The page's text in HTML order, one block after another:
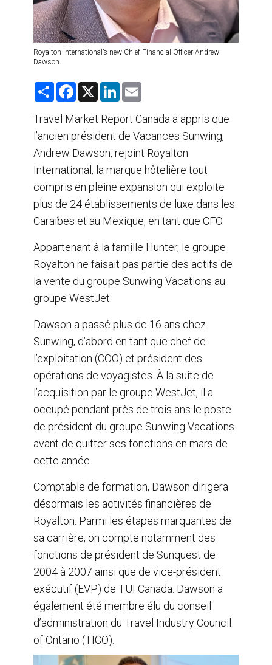
Royalton International’s new Chief Financial Officer Andrew
Dawson.
S
r
e
F
e
b
o
k
X
L
k
e
d
n
i
l
Travel Market Report Canada a appris que
l’ancien président de Vacances Sunwing,
Andrew Dawson, rejoint Royalton
International, la marque hôtelière tout
compris en pleine expansion qui exploite
plus de 24 établissements de luxe dans les
Caraïbes et au Mexique, en tant que CFO.
Appartenant à la famille Hunter, le groupe
Royalton ne faisait pas partie des actifs de
la vente du groupe Sunwing Vacations au
groupe WestJet.
Dawson a passé plus de 16 ans chez
Sunwing, d’abord en tant que chef de
l’exploitation (COO) et président des
opérations de voyagistes. À la suite de
l’acquisition par le groupe WestJet, il a
occupé pendant près de trois ans le poste
de président du groupe Sunwing Vacations
avant de quitter ses fonctions en mars de
cette année.
Comptable de formation, Dawson dirigera
désormais les activités financières de
Royalton. Parmi les étapes marquantes de
sa carrière, on compte notamment des
fonctions de président de Sunquest de
2004 à 2007 ainsi que de vice-président
exécutif (EVP) de TUI Canada. Dawson a
également été membre élu du conseil
d’administration du Travel Industry Council
of Ontario (TICO).